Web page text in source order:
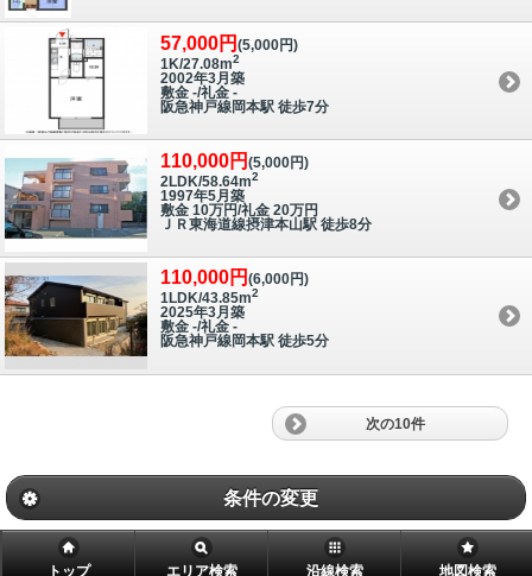
57,000円 (5,000円)
1K/27.08m2
2002年3月築
敷金 -/礼金 -
阪急神戸線岡本駅 徒歩7分
110,000円 (5,000円)
2LDK/58.64m2
1997年5月築
敷金 10万円/礼金 20万円
ＪＲ東海道線摂津本山駅 徒歩8分
110,000円 (6,000円)
1LDK/43.85m2
2025年3月築
敷金 -/礼金 -
阪急神戸線岡本駅 徒歩5分
次の10件
条件の変更
トップ エリア検索 沿線検索 地図検索